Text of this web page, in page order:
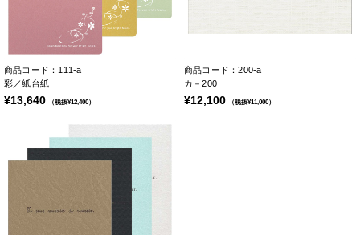
商品コード：111-a
彩／紙台紙
¥13,640 （税抜¥12,400）
商品コード：200-a
カ－200
¥12,100 （税抜¥11,000）